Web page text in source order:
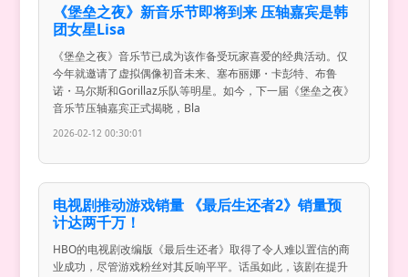
《堡垒之夜》新音乐节即将到来 压轴嘉宾是韩
团女星Lisa
《堡垒之夜》音乐节已成为该作备受玩家喜爱的经典活动。仅
今年就邀请了虚拟偶像初音未来、塞布丽娜・卡彭特、布鲁
诺・马尔斯和Gorillaz乐队等明星。如今，下一届《堡垒之夜》
音乐节压轴嘉宾正式揭晓，Bla
2026-02-12 00:30:01
电视剧推动游戏销量 《最后生还者2》销量预
计达两千万！
HBO的电视剧改编版《最后生还者》取得了令人难以置信的商
业成功，尽管游戏粉丝对其反响平平。话虽如此，该剧在提升